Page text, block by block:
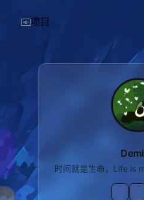
项目
时间就是生命，Life is